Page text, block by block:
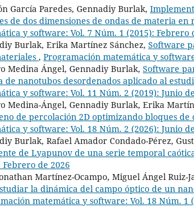
García Paredes, Gennadiy Burlak,
de dos dimensiones de ondas de materia
y software: Vol. 7 Núm. 1 (2015): Febrero
Burlak, Erika Martínez Sánchez, Software
, Programación matemática y
Medina Ángel, Gennadiy Burlak, Software
de nanotubos desordenados aplicado al
y software: Vol. 11 Núm. 2 (2019): Junio
Medina-Ángel, Gennadiy Burlak, Erika
de percolación 2D optimizando bloques de
y software: Vol. 18 Núm. 2 (2026): Junio
Burlak, Rafael Amador Condado-Pérez,
de Lyapunov de una serie temporal
Febrero de 2026
Martínez-Ocampo, Miguel Ángel Ruiz-
la dinámica del campo óptico de un
matemática y software: Vol. 18 Núm. 1